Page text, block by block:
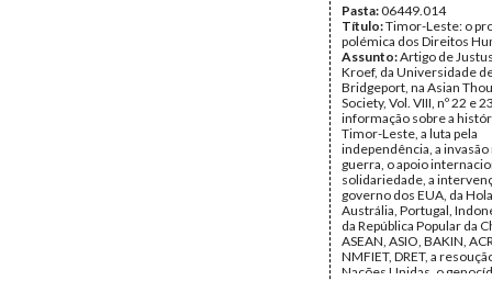
Pasta:06449.014
Título:Timor-Leste: o
polémica dos Direitos
Assunto:Artigo de
Kroef, da Universidade
Bridgeport, na Asian
Society, Vol. VIII, nº 22 e
informação sobre a
Timor-Leste, a luta pela
independência, a invasão
guerra, o apoio
solidariedade, a
governo dos EUA, da
Austrália, Portugal,
da República Popular da
ASEAN, ASIO, BAKIN,
NMFIET, DRET, a
Nações Unidas, o